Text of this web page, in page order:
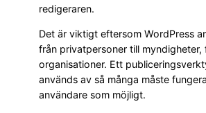
redigeraren.
Det är viktigt eftersom WordPress
från privatpersoner till
organisationer. Ett
används av så många måste
användare som möjligt.